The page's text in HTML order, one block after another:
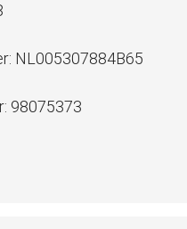
NL005307884B65
98075373